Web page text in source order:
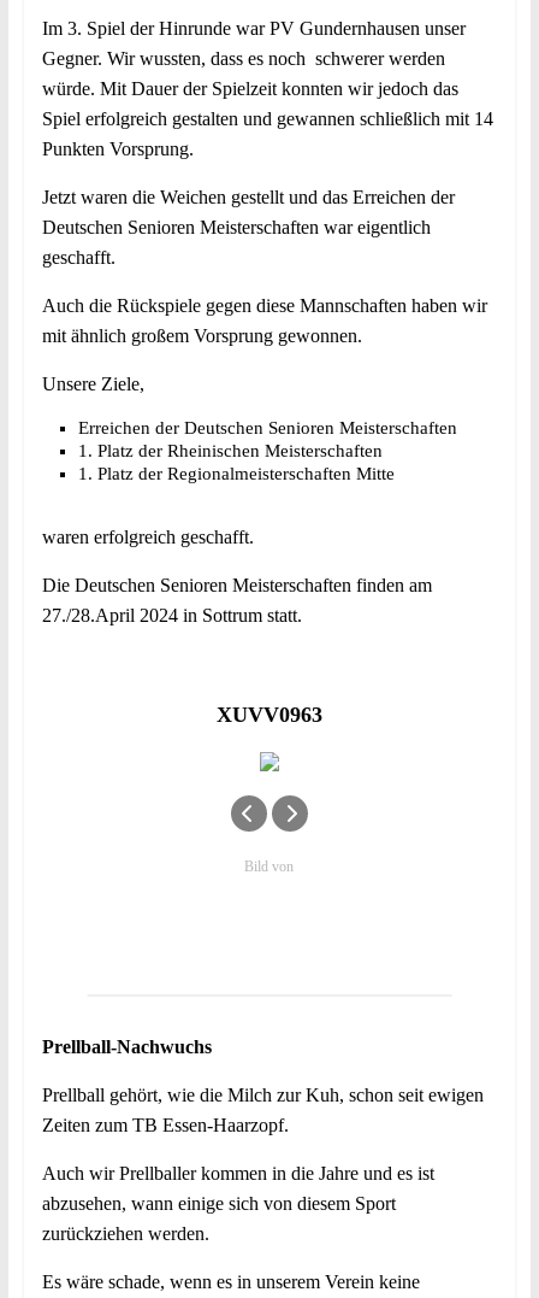
Im 3. Spiel der Hinrunde war PV Gundernhausen unser
Gegner. Wir wussten, dass es noch schwerer werden
würde. Mit Dauer der Spielzeit konnten wir jedoch das
Spiel erfolgreich gestalten und gewannen schließlich mit 14
Punkten Vorsprung.
Jetzt waren die Weichen gestellt und das Erreichen der
Deutschen Senioren Meisterschaften war eigentlich
geschafft.
Auch die Rückspiele gegen diese Mannschaften haben wir
mit ähnlich großem Vorsprung gewonnen.
Unsere Ziele,
Erreichen der Deutschen Senioren Meisterschaften
1. Platz der Rheinischen Meisterschaften
1. Platz der Regionalmeisterschaften Mitte
waren erfolgreich geschafft.
Die Deutschen Senioren Meisterschaften finden am
27./28.April 2024 in Sottrum statt.
XUVV0963
Bild von
Prellball-Nachwuchs
Prellball gehört, wie die Milch zur Kuh, schon seit ewigen
Zeiten zum TB Essen-Haarzopf.
Auch wir Prellballer kommen in die Jahre und es ist
abzusehen, wann einige sich von diesem Sport
zurückziehen werden.
Es wäre schade, wenn es in unserem Verein keine